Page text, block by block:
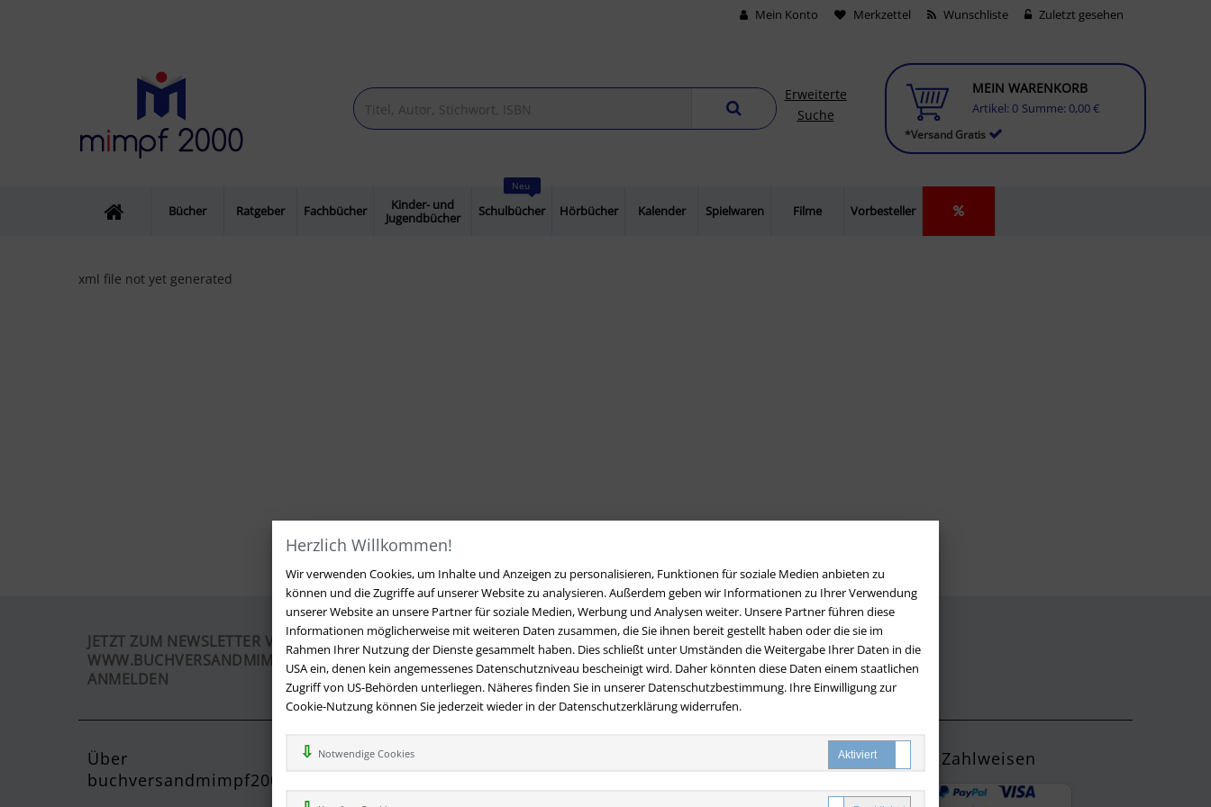
Herzlich Willkommen!
Wir verwenden Cookies, um Inhalte und Anzeigen zu personalisieren, Funktionen für soziale Medien anbieten zu
können und die Zugriffe auf unserer Website zu analysieren. Außerdem geben wir Informationen zu Ihrer Verwendung
unserer Website an unsere Partner für soziale Medien, Werbung und Analysen weiter. Unsere Partner führen diese
Informationen möglicherweise mit weiteren Daten zusammen, die Sie ihnen bereit gestellt haben oder die sie im
Rahmen Ihrer Nutzung der Dienste gesammelt haben. Dies schließt unter Umständen die Weitergabe Ihrer Daten in die
USA ein, denen kein angemessenes Datenschutzniveau bescheinigt wird. Daher könnten diese Daten einem staatlichen
Zugriff von US-Behörden unterliegen. Näheres finden Sie in unserer Datenschutzbestimmung. Ihre Einwilligung zur
Cookie-Nutzung können Sie jederzeit wieder in der Datenschutzerklärung widerrufen.
Notwendige Cookies
Mein Konto Merkzettel Wunschliste Zuletzt gesehen
Erweiterte
Suche
*Versand Gratis
MEIN WARENKORB
Artikel: 0 Summe: 0,00 €
Bücher Ratgeber Fachbücher
Kinder- und
Jugendbücher
Neu
Schulbücher Hörbücher Kalender Spielwaren Filme Vorbesteller
xml file not yet generated
JETZT ZUM NEWSLETTER VON
WWW.BUCHVERSANDMIMPF2000.DE
ANMELDEN
LOS
Über
buchversandmimpf2000.de
Kontakt Zahlweisen